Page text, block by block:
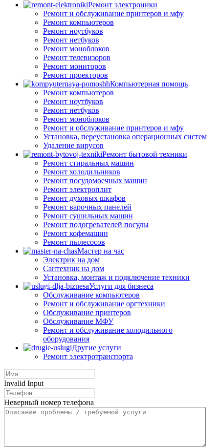
Ремонт электроники
Ремонт и обслуживание принтеров и мфу
Ремонт компьютеров
Ремонт ноутбуков
Ремонт нетбуков
Ремонт моноблоков
Ремонт телевизоров
Ремонт мониторов
Ремонт проекторов
Компьютерная помощь
Ремонт компьютеров
Ремонт ноутбуков
Ремонт нетбуков
Ремонт моноблоков
Ремонт и обслуживание принтеров и мфу
Установка, переустановка операционных систем
Удаление вирусов
Ремонт бытовой техники
Ремонт стиральных машин
Ремонт холодильников
Ремонт посудомоечных машин
Ремонт электроплит
Ремонт духовых шкафов
Ремонт варочных панелей
Ремонт сушильных машин
Ремонт подогревателей посуды
Ремонт кофемашин
Ремонт пылесосов
Мастер на час
Электрик на дом
Сантехник на дом
Установка, монтаж и подключение техники
Услуги для бизнеса
Обслуживание компьютеров
Ремонт и обслуживание оргтехники
Обслуживание принтеров
Обслуживание МФУ
Ремонт и обслуживание холодильного
оборудования
Другие услуги
Ремонт электротранспорта
Invalid Input
Неверный номер телефона